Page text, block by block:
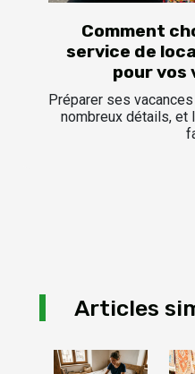
Comment
service de
pour vos
Préparer ses
nombreux détails, et
Articles